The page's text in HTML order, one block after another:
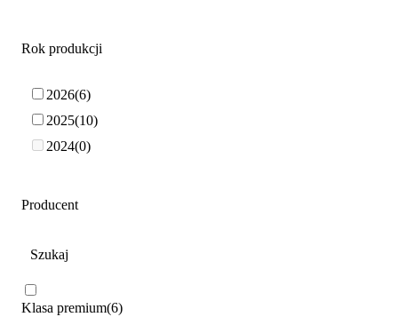
Rok produkcji
2026 6
2025 10
2024 0
Producent
Klasa premium 6